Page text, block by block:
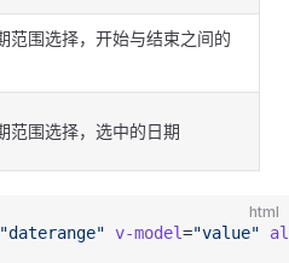
范围选择，开始与结束之间的
范围选择，选中的日期
html
"daterange" v-model="value"